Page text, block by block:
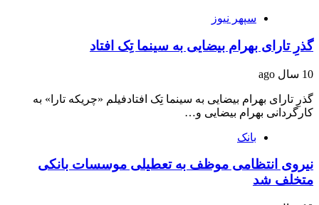
سپهر نیوز
گذرِ تارای بهرام بیضایی به سینما تِک افتاد
10 سال ago
گذرِ تارای بهرام بیضایی به سینما تِک افتادفیلم «چریکه تارا» به
کارگردانی بهرام بیضایی و…
بانک
نیروی انتظامی موظف به تعطیلی موسسات بانکی
متخلف شد